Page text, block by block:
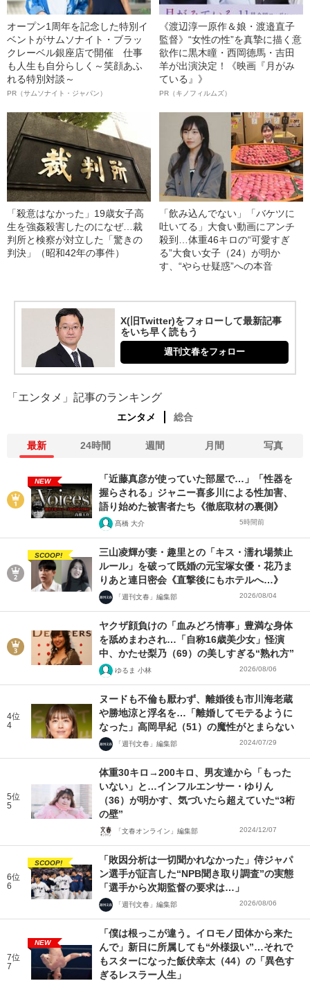
オープン1周年を記念した特別イ
ベントがサムソナイト・ブラッ
クレーベル銀座店で開催 仕事
も人生も自分らしく～笑顔あふ
れる特別対談～
PR（サムソナイト・ジャパン）
《渡辺淳一原作＆娘・渡邉直子
監督》“女性の性”を真摯に描く意
欲作に黒木瞳・西岡德馬・吉田
羊が出演決定！《映画『月がみ
ている』》
PR（キノフィルムズ）
「殺意はなかった」19歳女子高
生を強姦殺害したのになぜ…裁
判所と検察が対立した「驚きの
判決」（昭和42年の事件）
「飲み込んでない」「バケツに
吐いてる」大食い動画にアンチ
殺到…体重46キロの“可愛すぎ
る”大食い女子（24）が明か
す、“やらせ疑惑”への本音
X(旧Twitter)をフォローして最新記事
をいち早く読もう
週刊文春をフォロー
「エンタメ」記事のランキング
エンタメ 総合
最新 24時間 週間 月間 写真
NEW
「近藤真彦が使っていた部屋で…」「性器を
握らされる」ジャニー喜多川による性加害、
語り始めた被害者たち《徹底取材の裏側》
髙橋 大介 5時間前
SCOOP!
三山凌輝が妻・趣里との「キス・濡れ場禁止
ルール」を破って既婚の元宝塚女優・花乃ま
りあと連日密会《直撃後にもホテルへ…》
「週刊文春」編集部 2026/08/04
ヤクザ顔負けの「血みどろ情事」豊満な身体
を舐めまわされ…「自称16歳美少女」怪演
中、かたせ梨乃（69）の美しすぎる“熟れ方”
ゆるま 小林 2026/08/06
4位
4
ヌードも不倫も厭わず、離婚後も市川海老蔵
や勝地涼と浮名を…「離婚してモテるように
なった」高岡早紀（51）の魔性がとまらない
「週刊文春」編集部 2024/07/29
5位
5
体重30キロ→200キロ、男友達から「もった
いない」と…インフルエンサー・ゆりん
（36）が明かす、気づいたら超えていた“3桁
の壁”
「文春オンライン」編集部 2024/12/07
6位
6
SCOOP!
「敗因分析は一切聞かれなかった」侍ジャパ
ン選手が証言した“NPB聞き取り調査”の実態
「選手から次期監督の要求は…」
「週刊文春」編集部 2026/08/06
7位
7
NEW
「僕は根っこが違う。イロモノ団体から来た
んで」新日に所属しても“外様扱い”…それで
もスターになった飯伏幸太（44）の「異色す
ぎるレスラー人生」